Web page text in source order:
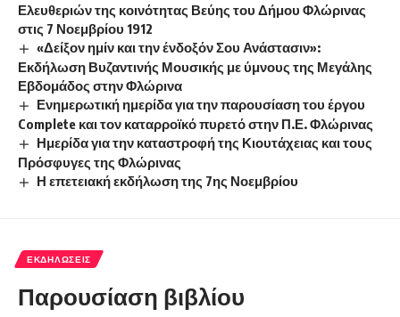
Ελευθεριών της κοινότητας Βεύης του Δήμου Φλώρινας
στις 7 Νοεμβρίου 1912
«Δείξον ημίν και την ένδοξόν Σου Ανάστασιν»:
Εκδήλωση Βυζαντινής Μουσικής με ύμνους της Μεγάλης
Εβδομάδος στην Φλώρινα
Ενημερωτική ημερίδα για την παρουσίαση του έργου
Complete και τον καταρροϊκό πυρετό στην Π.Ε. Φλώρινας
Ημερίδα για την καταστροφή της Κιουτάχειας και τους
Πρόσφυγες της Φλώρινας
Η επετειακή εκδήλωση της 7ης Νοεμβρίου
ΕΚΔΗΛΏΣΕΙΣ
Παρουσίαση βιβλίου